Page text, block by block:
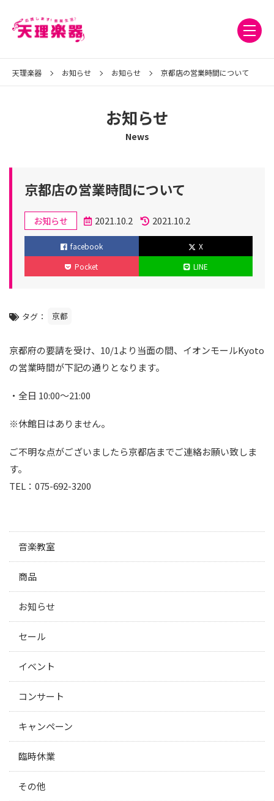
天理楽器 お知らせ お知らせ 京都店の営業時間について
お知らせ
News
京都店の営業時間について
テ
ゴ
お知らせ
投
稿
2021.10.2
更
新
2021.10.2
facebook
X
Pocket
LINE
タグ 京都
京都府の要請を受け、10/1より当面の間、イオンモールKyoto
の営業時間が下記の通りとなります。
・全日 10:00～21:00
※休館日はありません。
ご不明な点がございましたら京都店までご連絡お願い致しま
す。
TEL：075-692-3200
音楽教室
商品
お知らせ
セール
イベント
コンサート
キャンペーン
臨時休業
その他